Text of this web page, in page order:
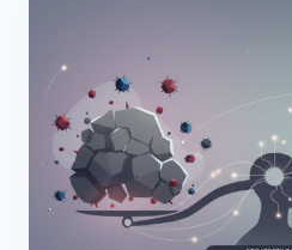
LO
QUE
QUEREMOS
VER